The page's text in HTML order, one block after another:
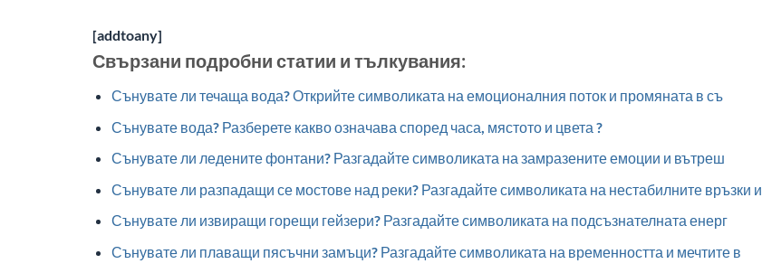
[addtoany]
Свързани подробни статии и тълкувания:
Сънувате ли течаща вода? Открийте символиката на емоционалния поток и промяната в съ
Сънувате вода? Разберете какво означава според часа, мястото и цвета ?
Сънувате ли ледените фонтани? Разгадайте символиката на замразените емоции и вътреш
Сънувате ли разпадащи се мостове над реки? Разгадайте символиката на нестабилните връзки и
Сънувате ли извиращи горещи гейзери? Разгадайте символиката на подсъзнателната енерг
Сънувате ли плаващи пясъчни замъци? Разгадайте символиката на временността и мечтите в